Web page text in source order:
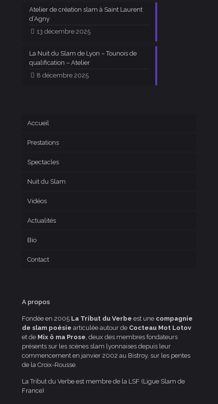
Atelier de création slam à Saint Laurent
d’Agny
13 décembre 2025
La Nuit du Slam de Lyon – Tounois de
qualification – Atelier
8 décembre 2025
Accueil
Prestations
Spectacles
Nuit du Slam
Vidéos
Actualités
Bio
Contact
A propos
Fondée en 2005 La Tribut du Verbe est une compagnie
de slam poésie articulée autour de Cocteau Mot Lotov
et de Mix ô ma Prose, deux des membres fondateurs
présents sur les scènes slam lyonnaises depuis leur
commencement en janvier 2002 au Bistroy, sur les pentes
de la Croix-Rousse.
La Tribut du Verbe est membre de la LSF (Ligue Slam de
France)